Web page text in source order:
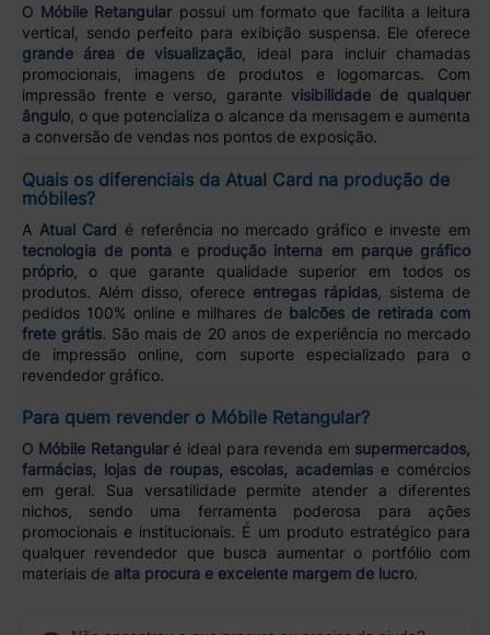
O Móbile Retangularpossui um formato que facilita a leitura
vertical, sendo perfeito para exibição suspensa. Ele oferece
grande área de visualização , ideal para incluir chamadas
promocionais, imagens de produtos e logomarcas. Com
impressão frente e verso, garante visibilidade de qualquer
ângulo, o que potencializa o alcance da mensagem e aumenta
a conversão de vendas nos pontos de exposição.
Quais os diferenciais da Atual Card na produção de
móbiles?
A Atual Card é referência no mercado gráfico e investe em
tecnologia de ponta e produção interna em parque gráfico
próprio, o que garante qualidade superior em todos os
produtos. Além disso, oferece entregas rápidas , sistema de
pedidos 100% online e milhares de balcões de retirada com
frete grátis. São mais de 20 anos de experiência no mercado
de impressão online, com suporte especializado para o
revendedor gráfico.
Para quem revender o Móbile Retangular?
O Móbile Retangularé ideal para revenda em supermercados,
farmácias, lojas de roupas, escolas, academias e comércios
em geral. Sua versatilidade permite atender a diferentes
nichos, sendo uma ferramenta poderosa para ações
promocionais e institucionais. É um produto estratégico para
qualquer revendedor que busca aumentar o portfólio com
materiais de alta procura e excelente margem de lucro.